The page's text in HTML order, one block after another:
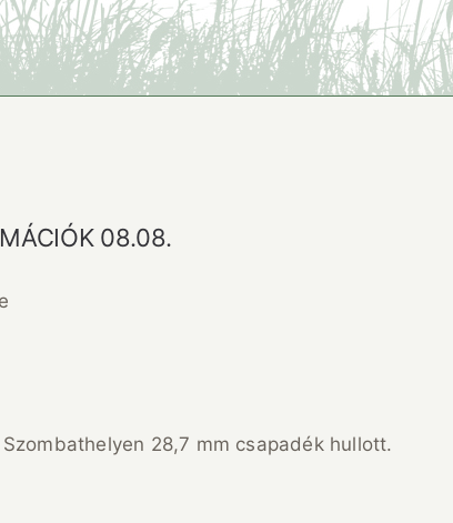
08.08.
28,7 mm csapadék hullott.